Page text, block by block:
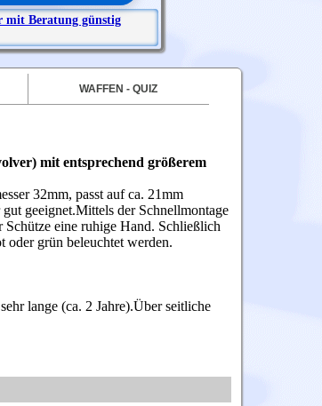
mit Beratung günstig
WAFFEN - QUIZ
mit entsprechend größerem
32mm, passt auf ca. 21mm
geeignet.Mittels der Schnellmontage
eine ruhige Hand. Schließlich
oder grün beleuchtet werden.
lange (ca. 2 Jahre).Über seitliche